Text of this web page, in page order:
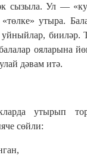
сызыла. Ул —
утыра.
бииләр.
ояларына
дәвам итә.
утырып
сөйли: